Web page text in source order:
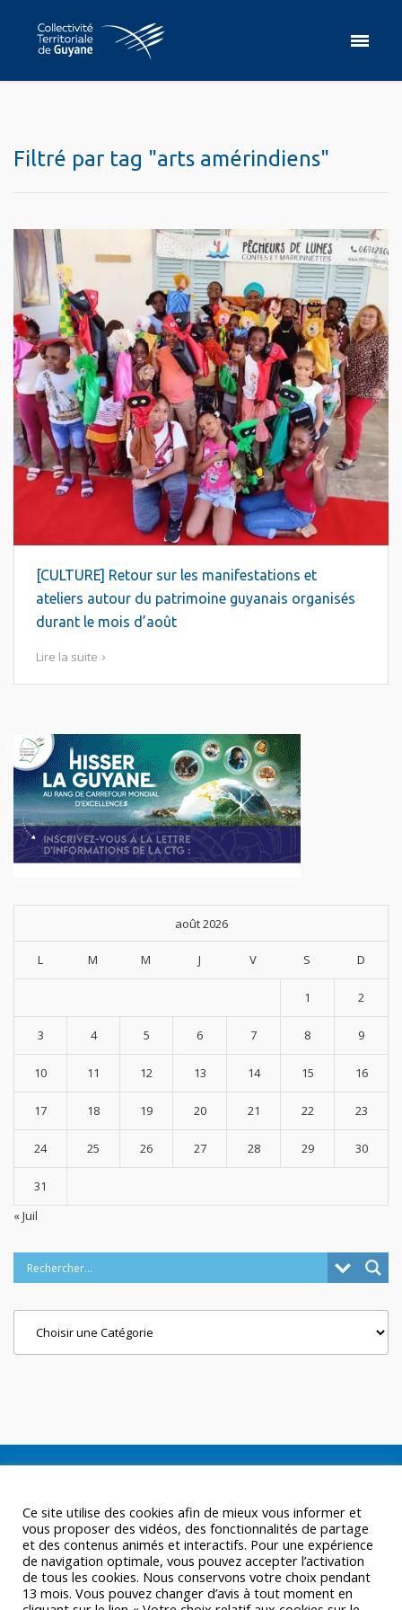
Filtré par tag "arts amérindiens"
[CULTURE] Retour sur les manifestations et
ateliers autour du patrimoine guyanais organisés
durant le mois d’août
Lire la suite
août 2026
L M M J V S D
1 2
3 4 5 6 7 8 9
10 11 12 13 14 15 16
17 18 19 20 21 22 23
24 25 26 27 28 29 30
31
« Juil
Ce site utilise des cookies afin de mieux vous informer et
vous proposer des vidéos, des fonctionnalités de partage
et des contenus animés et interactifs. Pour une expérience
de navigation optimale, vous pouvez accepter l’activation
de tous les cookies. Nous conservons votre choix pendant
13 mois. Vous pouvez changer d’avis à tout moment en